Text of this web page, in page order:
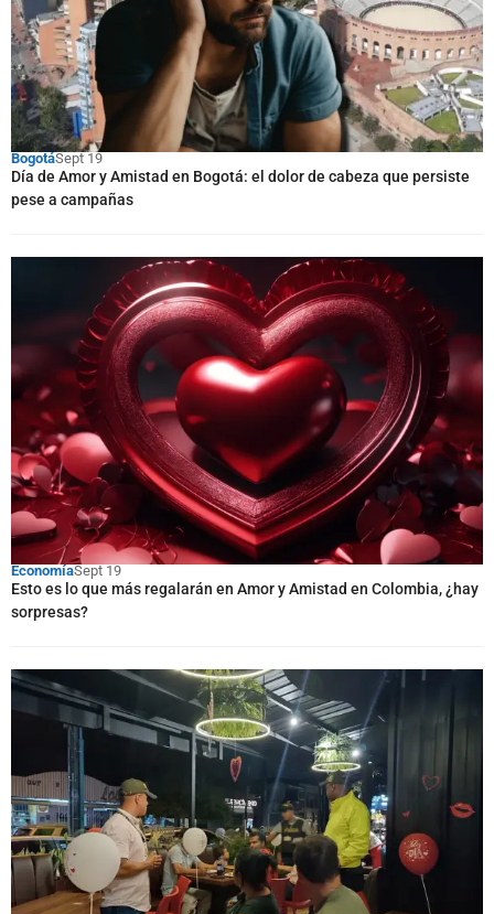
BogotáSept 19
Día de Amor y Amistad en Bogotá: el dolor de cabeza que persiste
pese a campañas
EconomíaSept 19
Esto es lo que más regalarán en Amor y Amistad en Colombia, ¿hay
sorpresas?